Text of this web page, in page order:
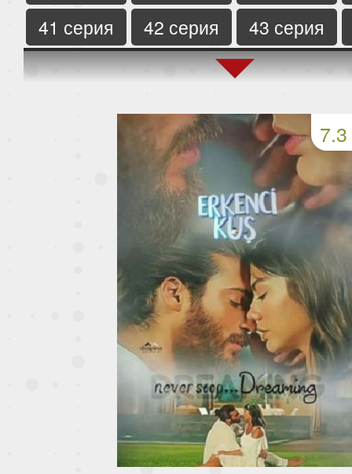
41 серия
42 серия
43 серия
45 серия
46 серия
47 серия
50 серия
51 серия
54 серия
55 серия
58 серия
59 серия
62 серия
63 серия
66 серия
67 серия
70 серия
71 серия
74 серия
75 серия
78 серия
79 серия
82 серия
83 серия
7.3